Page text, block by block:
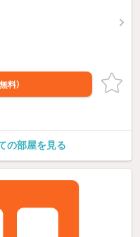
無料）
の部屋を見る